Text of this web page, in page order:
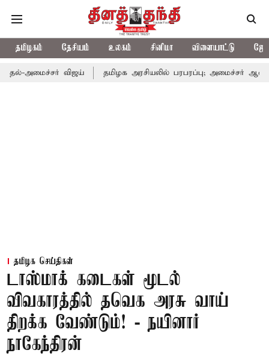
தமிழகம் தேசியம் உலகம் சினிமா விளையாட்டு
விஜய் தமிழக அரசியலில் பரபரப்பு; அமைச்சர் ஆனந்த் உடன்
தமிழக செய்திகள்
டாஸ்மாக் கடைகள் மூடல்
விவகாரத்தில் தவெக அரசு வாய்
திறக்க வேண்டும்! - நயினார்
நாகேந்திரன்